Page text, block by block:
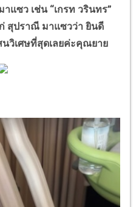
าแซว เช่น “เกรท วรินทร”
สุปราณี มาแซวว่า ยินดี
วิเศษที่สุดเลยค่ะคุณยาย